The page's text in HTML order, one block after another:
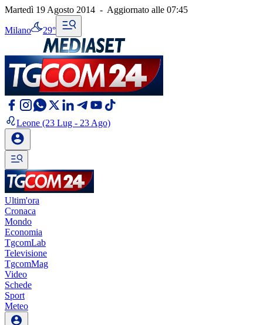
Martedì 19 Agosto 2014 - Aggiornato alle 07:45
Milano 29°
Leone (23 Lug - 23 Ago)
Ultim'ora
Cronaca
Mondo
Economia
TgcomLab
Televisione
TgcomMag
Video
Schede
Sport
Meteo